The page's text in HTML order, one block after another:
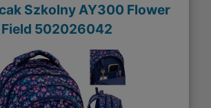
Szkolny AY300 Flower
Field 502026042